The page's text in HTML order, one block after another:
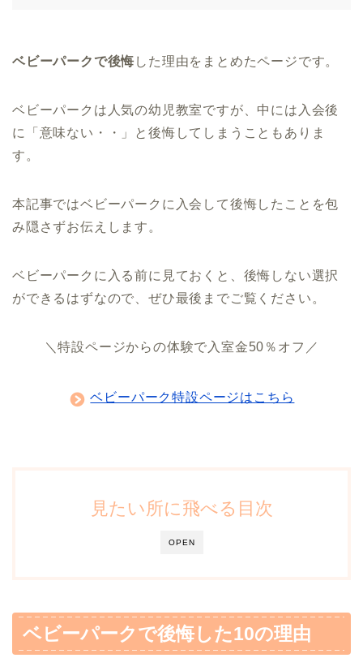
ベビーパークで後悔 した理由をまとめたページです。
ベビーパークは人気の幼児教室ですが、中には入会後
に「意味ない・・」と後悔してしまうこともありま
す。
本記事ではベビーパークに入会して後悔したことを包
み隠さずお伝えします。
ベビーパークに入る前に見ておくと、後悔しない選択
ができるはずなので、ぜひ最後までご覧ください。
＼特設ページからの体験で入室金50％オフ／
ベビーパーク特設ページはこちら
OPEN
見たい所に飛べる目次
ベビーパークで後悔した10の理由